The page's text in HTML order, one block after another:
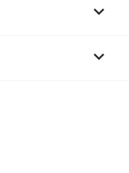

keyboard_arrow_down